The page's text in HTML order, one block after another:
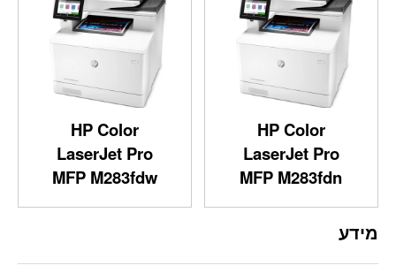
HP Color
LaserJet Pro
MFP M283fdn
HP Color
LaserJet Pro
MFP M283fdw
מידע